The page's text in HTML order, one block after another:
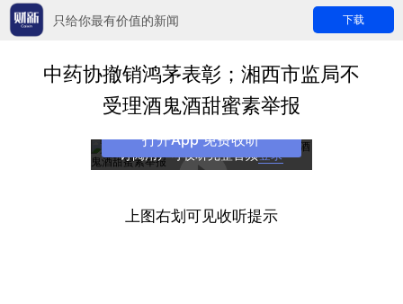
只给你最有价值的新闻 下载
中药协撤销鸿茅表彰；湘西市监局不
受理酒鬼酒甜蜜素举报
订阅用户可收听完整音频登录
打开App 免费收听
上图右划可见收听提示